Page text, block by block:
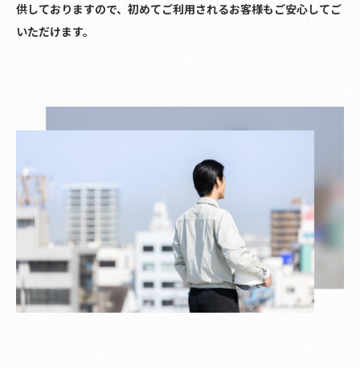
供しておりますので、初めてご利用されるお客様もご安心してご
いただけます。